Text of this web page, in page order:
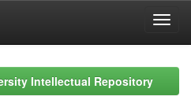
Intellectual Repository